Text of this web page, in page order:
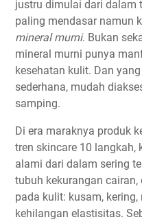
justru dimulai dari dalam
paling mendasar namun
mineral murni. Bukan
mineral murni punya
kesehatan kulit. Dan
sederhana, mudah
samping.
Di era maraknya produk
tren skincare 10 langkah,
alami dari dalam sering
tubuh kekurangan
pada kulit: kusam,
kehilangan elastisitas.